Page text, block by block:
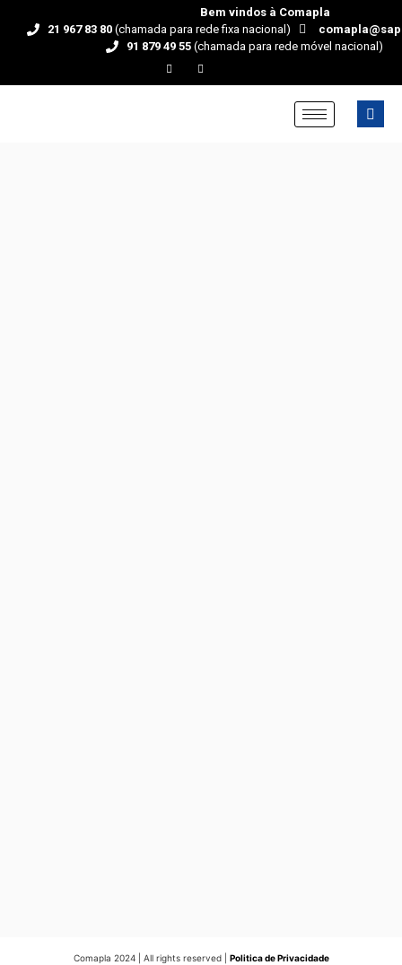
Bem vindos à Comapla
21 967 83 80(chamada para rede fixa nacional)
91 879 49 55(chamada para rede móvel nacional)
Comapla 2024 | All rights reserved | Politica de Privacidade